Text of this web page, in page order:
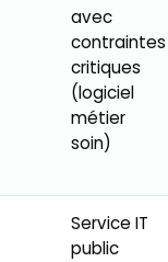
avec
contraintes
critiques
(logiciel
métier
soin)
Service IT
public